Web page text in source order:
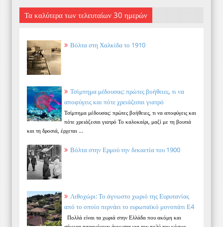
Τα καλύτερα των τελευταίων 30 ημερών
Βόλτα στη Χαλκίδα το 1910
Τσίμπημα μέδουσας: πρώτες βοήθειες, τι να
αποφύγεις και πότε χρειάζεσαι γιατρό
Τσίμπημα μέδουσας: πρώτες βοήθειες, τι να αποφύγεις και
πότε χρειάζεσαι γιατρό Το καλοκαίρι, μαζί με τη βουτιά
και τη δροσιά, έρχεται ...
Βόλτα στην Ερμού την δεκαετία του 1900
Λιθοχώρι: Το άγνωστο χωριό της Ευρυτανίας
από το οποίο περνάει το ευρωπαϊκό μονοπάτι Ε4
Πολλά είναι τα χωριά στην Ελλάδα που ακόμη και